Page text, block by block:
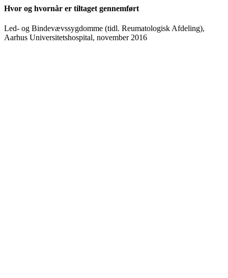
Hvor og hvornår er tiltaget gennemført
Led- og Bindevævssygdomme (tidl. Reumatologisk Afdeling),
Aarhus Universitetshospital, november 2016